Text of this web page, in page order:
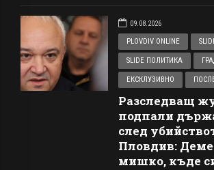
09.08.2026
PLOVDIV ONLINE
SLIDE ПОЛИТИКА
ЕКСКЛУЗИВНО
Разследващ
подпали
след
Пловдив:
мишко, къде